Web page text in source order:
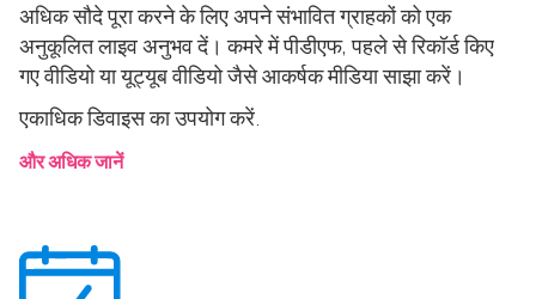
अधिक सौदे पूरा करने के लिए अपने संभावित ग्राहकों को एक
अनुकूलित लाइव अनुभव दें। कमरे में पीडीएफ, पहले से रिकॉर्ड किए
गए वीडियो या यूट्यूब वीडियो जैसे आकर्षक मीडिया साझा करें।
एकाधिक डिवाइस का उपयोग करें.
और अधिक जानें